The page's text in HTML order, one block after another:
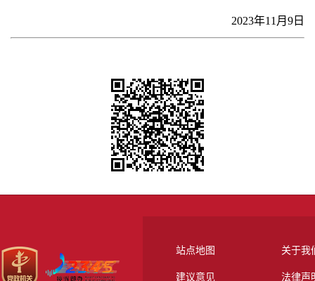
2023年11月9日
站点地图 关于我
建议意见 法律声